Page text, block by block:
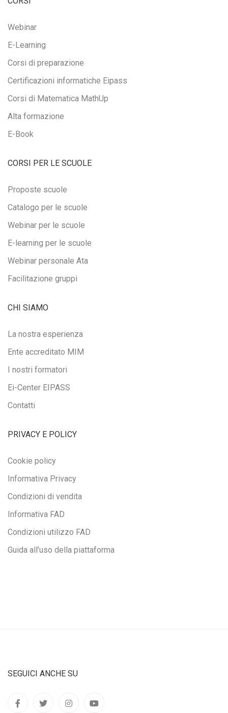
Webinar
E-Learning
Corsi di preparazione
Certificazioni informatiche Eipass
Corsi di Matematica MathUp
Alta formazione
E-Book
CORSI PER LE SCUOLE
Proposte scuole
Catalogo per le scuole
Webinar per le scuole
E-learning per le scuole
Webinar personale Ata
Facilitazione gruppi
CHI SIAMO
La nostra esperienza
Ente accreditato MIM
I nostri formatori
Ei-Center EIPASS
Contatti
PRIVACY E POLICY
Cookie policy
Informativa Privacy
Condizioni di vendita
Informativa FAD
Condizioni utilizzo FAD
Guida all’uso della piattaforma
SEGUICI ANCHE SU